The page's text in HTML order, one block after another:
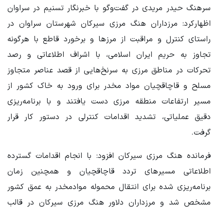
سرهنگ حیدر مریدی در گفت‌وگو با خبرنگار تسنیم در سراوان
اظهارکرد: مرزداران هنگ مرزی سیرکان شهرستان سراوان در
راستای کنترل و مراقبت از مرزها و برخورد قاطع با هرگونه
تجاوز به حریم ایران اسلامی، با اشراف اطلاعاتی و رصد
تحرکات در مناطق مرزی به سرنخ‌هایی از قصد عناصر متجاوز
مسلح و قاچاقچیان مواد مخدر برای ورود به خاک کشور از
مسیر ارتفاعات منطقه مرزی دست یافتند و با برنامه‌ریزی
دقیق عملیاتی، تشدید اقدامات کنترلی در دستور کار قرار
گرفت.
فرمانده هنگ مرزی سیرکان افزود: با انجام اقدامات گسترده
اطلاعاتی مسیرهای تردد قاچاقچیان و همچنین زمان
برنامه‌ریزی شده برای انتقال محموله موادمخدر به عمق کشور
مشخص شد و مرزداران دلاور هنگ مرزی سیرکان در قالب